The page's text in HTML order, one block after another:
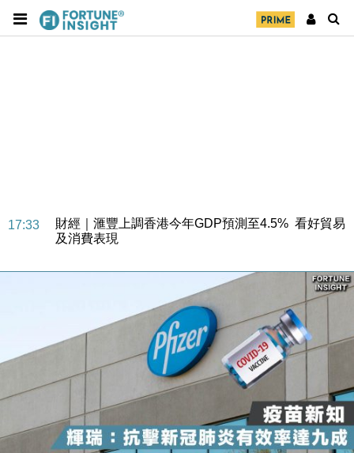
17:33
財經｜滙豐上調香港今年GDP預測至4.5% 看好貿易
及消費表現
財經｜日經失守6.5萬點後回穩 全周仍升近2%
財經｜恒隆10月換帥 玩具「反」斗城亞洲CEO蔡德
財經｜韓股反覆波動收跌 連挫7周創逾3年最長跌勢
財經｜內地7月美元計價出口增近24%勝預期 貿易順
差達1125億美元